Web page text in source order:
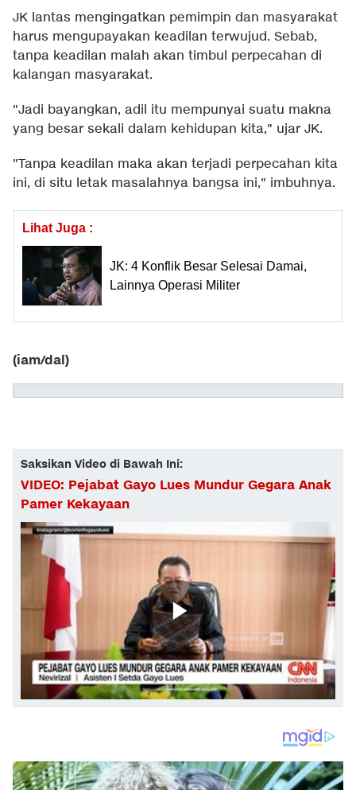
JK lantas mengingatkan pemimpin dan masyarakat
harus mengupayakan keadilan terwujud. Sebab,
tanpa keadilan malah akan timbul perpecahan di
kalangan masyarakat.
"Jadi bayangkan, adil itu mempunyai suatu makna
yang besar sekali dalam kehidupan kita," ujar JK.
"Tanpa keadilan maka akan terjadi perpecahan kita
ini, di situ letak masalahnya bangsa ini," imbuhnya.
Lihat Juga :
JK: 4 Konflik Besar Selesai Damai,
Lainnya Operasi Militer
(iam/dal)
Saksikan Video di Bawah Ini:
VIDEO: Pejabat Gayo Lues Mundur Gegara Anak
Pamer Kekayaan